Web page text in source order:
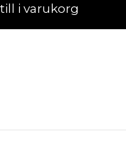
i varukorg